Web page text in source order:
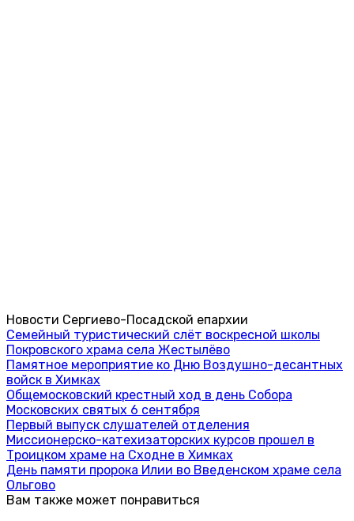
Новости Сергиево-Посадской епархии
Семейный туристический слёт воскресной школы
Покровского храма села Жестылёво
Памятное мероприятие ко Дню Воздушно-десантных
войск в Химках
Общемосковский крестный ход в день Собора
Московских святых 6 сентября
Первый выпуск слушателей отделения
Миссионерско-катехизаторских курсов прошел в
Троицком храме на Сходне в Химках
День памяти пророка Илии во Введенском храме села
Ольгово
Вам также может понравиться